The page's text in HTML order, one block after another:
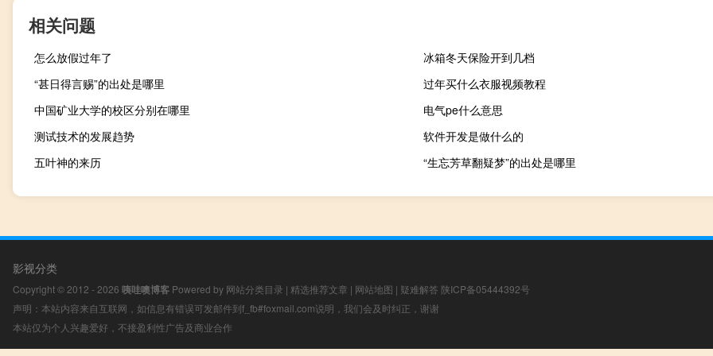
相关问题
怎么放假过年了
冰箱冬天保险开到几档
“甚日得言赐”的出处是哪里
过年买什么衣服视频教程
中国矿业大学的校区分别在哪里
电气pe什么意思
测试技术的发展趋势
软件开发是做什么的
五叶神的来历
“生忘芳草翻疑梦”的出处是哪里
影视分类
Copyright © 2012 - 2026 咦哇噢博客 Powered by 网站分类目录 | 精选推荐文章 | 网站地图 | 疑难解答 陕ICP备05444392号
声明：本站内容来自互联网，如信息有错误可发邮件到f_fb#foxmail.com说明，我们会及时纠正，谢谢
本站仅为个人兴趣爱好，不接盈利性广告及商业合作